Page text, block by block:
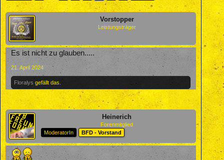
Vorstopper
Leistungsträger
Es ist nicht zu glauben.....
21. April 2024
Floralys gefällt das.
Heinerich
Forenmitglied
ModeratorIn
BFD - Vorstand